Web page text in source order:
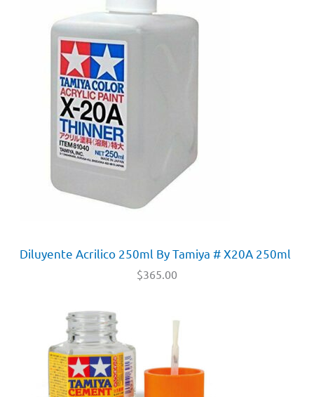
Diluyente Acrilico 250ml By Tamiya # X20A 250ml
$365.00